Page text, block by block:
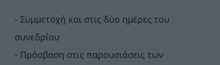
- Συμμετοχή και στις δύο ημέρες του
συνεδρίου
- Πρόσβαση στις παρουσιάσεις των